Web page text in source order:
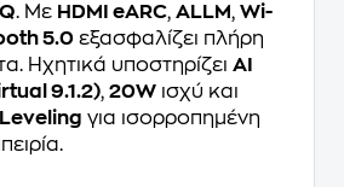
. Με HDMI eARC, ALLM, Wi-
5.0 εξασφαλίζει πλήρη
Ηχητικά υποστηρίζει AI
9.1.2), 20W ισχύ και
για ισορροπημένη